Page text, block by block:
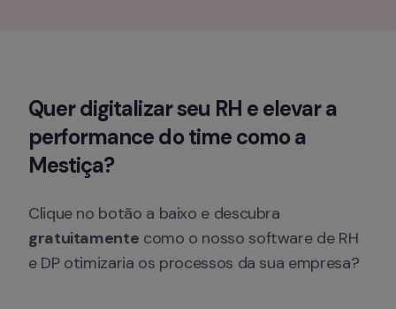
Quer digitalizar seu RH e elevar a
performance do time como a
Mestiça?
gratuitamente como o nosso software de RH
e DP otimizaria os processos da sua empresa?